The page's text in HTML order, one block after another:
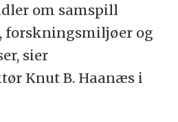
om samspill
forskningsmiljøer og
sier
Knut B. Haanæs i